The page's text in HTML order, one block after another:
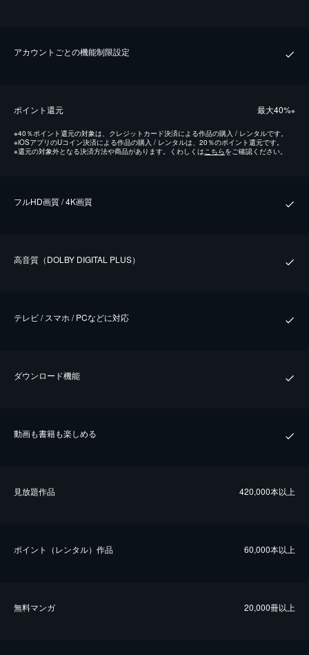
アカウントごとの機能制限設定
ポイント還元 最⼤40%※
※40％ポイント還元の対象は、クレジットカード決済による作品の購入 / レンタルです。
※iOSアプリのUコイン決済による作品の購入 / レンタルは、20％のポイント還元です。
※還元の対象外となる決済方法や商品があります。くわしくは こちらをご確認ください。
フルHD画質 / 4K画質
⾼⾳質（DOLBY DIGITAL PLUS）
テレビ / スマホ / PCなどに対応
ダウンロード機能
動画も書籍も楽しめる
⾒放題作品 420,000本以上
ポイント（レンタル）作品 60,000本以上
無料マンガ 20,000冊以上